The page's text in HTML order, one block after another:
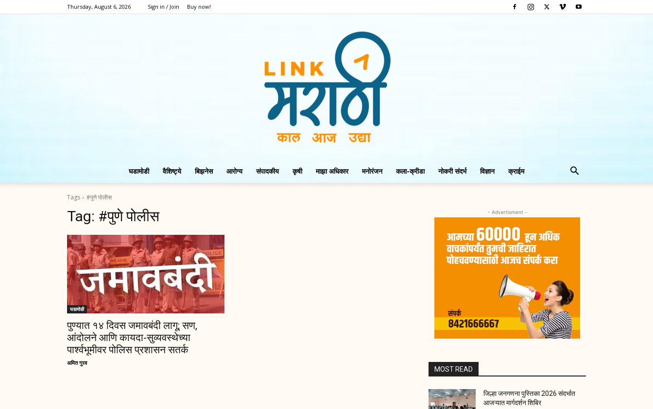
Thursday, August 6, 2026 Sign in / Join Buy now!
घडामोडी वैशिष्ट्ये बिझनेस आरोग्य संपादकीय कृषी माझा अधिकार मनोरंजन कला-क्रीडा नोकरी संदर्भ विज्ञान क्राईम
Tags #पुणे पोलीस
Tag: #पुणे पोलीस
घडामोडी
पुण्यात १४ दिवस जमावबंदी लागू; सण,
आंदोलने आणि कायदा-सुव्यवस्थेच्या
पार्श्वभूमीवर पोलिस प्रशासन सतर्क
अमित गुरव
- Advertisment -
MOST READ
जिल्हा जनगणना पुस्तिका 2026 संदर्भात
आजऱ्यात मार्गदर्शन शिबिर